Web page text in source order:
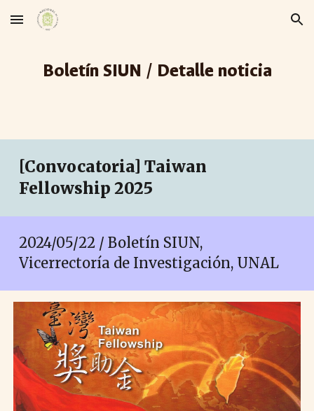
Skip to main content Skip to navigation
Boletín SIUN / Detalle noticia
[Convocatoria]Taiwan
Fellowship 2025
2024/05/22 / Boletín SIUN,
Vicerrectoría de Investigación, UNAL